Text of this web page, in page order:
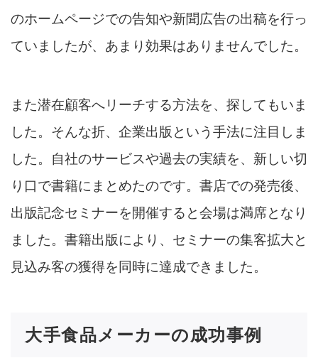
のホームページでの告知や新聞広告の出稿を行っ
ていましたが、あまり効果はありませんでした。
また潜在顧客へリーチする方法を、探してもいま
した。そんな折、企業出版という手法に注目しま
した。自社のサービスや過去の実績を、新しい切
り口で書籍にまとめたのです。書店での発売後、
出版記念セミナーを開催すると会場は満席となり
ました。書籍出版により、セミナーの集客拡大と
見込み客の獲得を同時に達成できました。
大手食品メーカーの成功事例